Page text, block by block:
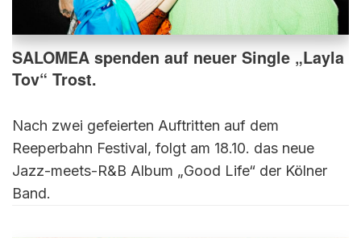
SALOMEA spenden auf neuer Single „Layla
Tov“ Trost.
Nach zwei gefeierten Auftritten auf dem
Reeperbahn Festival, folgt am 18.10. das neue
Jazz-meets-R&B Album „Good Life“ der Kölner
Band.